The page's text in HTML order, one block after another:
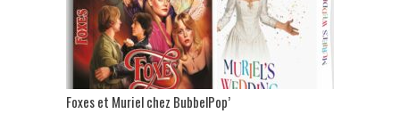
Foxes et Muriel chez BubbelPop’